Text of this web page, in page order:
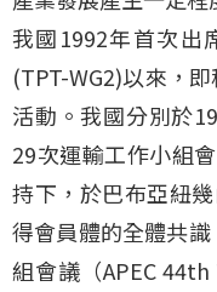
我國1992年首次出
(TPT-WG2)以來，
活動。我國分別於
29次運輸工作小組
持下，於巴布亞紐
得會員體的全體共
組會議（APEC